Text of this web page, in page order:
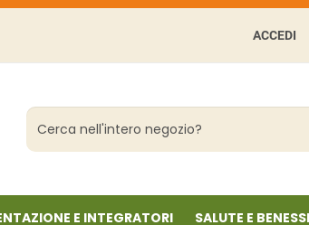
ACCEDI
Cerca
Prodotto
E INTEGRATORI SALUTE E